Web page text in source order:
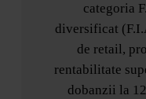
categoria
diversificat
de retail,
rentabilitate
dobanzii la